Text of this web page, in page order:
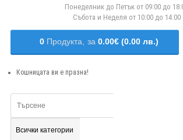
Понеделник до Петък от 09:00 до
Събота и Неделя от 10:00 до 14:00
0 Продукта, за 0.00€ (0.00 лв.)
Кошницата ви е празна!
Всички категории